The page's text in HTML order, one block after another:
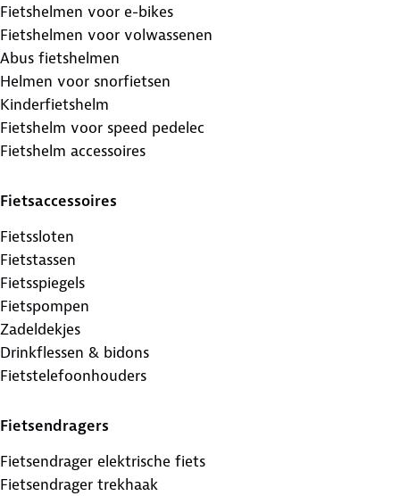
Fietshelmen voor e-bikes
Fietshelmen voor volwassenen
Abus fietshelmen
Helmen voor snorfietsen
Kinderfietshelm
Fietshelm voor speed pedelec
Fietshelm accessoires
Fietsaccessoires
Fietssloten
Fietstassen
Fietsspiegels
Fietspompen
Zadeldekjes
Drinkflessen & bidons
Fietstelefoonhouders
Fietsendragers
Fietsendrager elektrische fiets
Fietsendrager trekhaak